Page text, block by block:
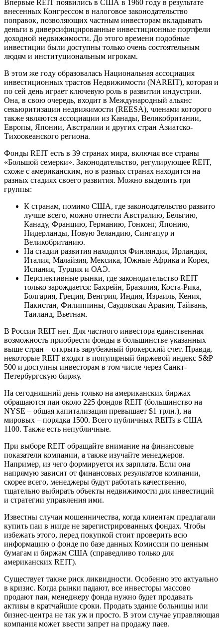
Впервые REIT появились в США в 1960 году в результате
внесенных Конгрессом в налоговое законодательство
поправок, позволяющих частным инвесторам вкладывать
деньги в диверсифицированные инвестиционные портфели
доходной недвижимости. До этого времени подобные
инвестиции были доступны только очень состоятельным
людям и институциональным игрокам.
В этом же году образовалась Национальная ассоциация
инвестиционных трастов Недвижимости (NAREIT), которая и
по сей день играет ключевую роль в развитии индустрии.
Она, в свою очередь, входит в Международный альянс
секьюритизации недвижимости (REESA), членами которого
также являются ассоциации из Канады, Великобритании,
Европы, Японии, Австралии и других стран Азиатско-
Тихоокеанского региона.
Фонды REIT есть в 39 странах мира, включая все страны
«Большой семерки». Законодательство, регулирующее REIT,
схоже с американским, но в разных странах находится на
разных стадиях своего развития. Можно выделить три
группы:
К странам, помимо США, где законодательство развито
лучше всего, можно отнести Австралию, Бельгию,
Канаду, Францию, Германию, Гонконг, Японию,
Нидерланды, Новую Зеландию, Сингапур и
Великобританию.
На стадии развития находятся Финляндия, Ирландия,
Италия, Малайзия, Мексика, Южные Африка и Корея,
Испания, Турция и ОАЭ.
Перспективные рынки, где законодательство REIT
только зарождается: Бахрейн, Бразилия, Коста-Рика,
Болгария, Греция, Венгрия, Индия, Израиль, Кения,
Пакистан, Филиппины, Саудовская Аравия, Тайвань,
Таиланд, Вьетнам.
В России REIT нет. Для частного инвестора единственная
возможность приобрести фонды в большинстве указанных
выше стран – открыть зарубежный брокерский счет. Правда,
некоторые REIT входят в популярный биржевой индекс S&P
500 и доступны инвесторам в том числе через Санкт-
Петербургскую биржу.
На сегодняшний день только на американских биржах
обращаются паи около 225 фондов REIT (большинство на
NYSE – общая капитализация превышает $1 трлн.), на
мировых – порядка 1500. Всего публичных REITs в США
1100. Также есть непубличные.
При выборе REIT обращайте внимание на финансовые
показатели компании, а также изучайте менеджеров.
Например, из чего формируется их зарплата. Если она
напрямую зависит от финансовых результатов компании,
скорее всего, менеджеры будут работать качественно,
тщательно выбирать объекты недвижимости для инвестиций
и стратегии управления ими.
Известны случаи мошенничества, когда клиентам предлагали
купить паи в нигде не зарегистрированных фондах. Чтобы
избежать этого, перед покупкой стоит проверить всю
информацию о фонде по базе данных Комиссии по ценным
бумагам и биржам США (справедливо только для
американских REIT).
Существует также риск ликвидности. Особенно это актуально
в кризис. Когда рынки падают, все инвесторы массово
продают паи, менеджеру фонда нужно будет продавать
активы в кратчайшие сроки. Продать здание больницы или
бизнес-центра не так уж и просто. В этом случае управляющая
компания может ввести запрет на продажу паев.